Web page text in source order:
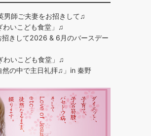
師ご夫妻をお招きして♫
いこども食堂」♫
招きして2026 & 6月のバースデー
いこども食堂」♫
の中で主日礼拝♫」in 秦野